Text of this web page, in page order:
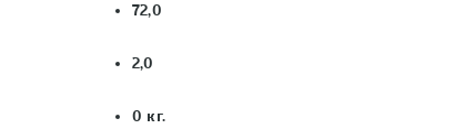
72,0
2,0
0 кг.